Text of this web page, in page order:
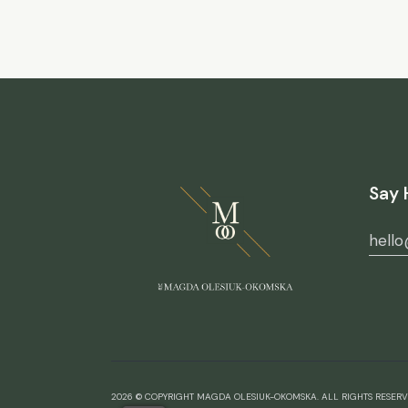
Say
2026 © COPYRIGHT MAGDA OLESIUK-OKOMSKA. ALL RIGHTS